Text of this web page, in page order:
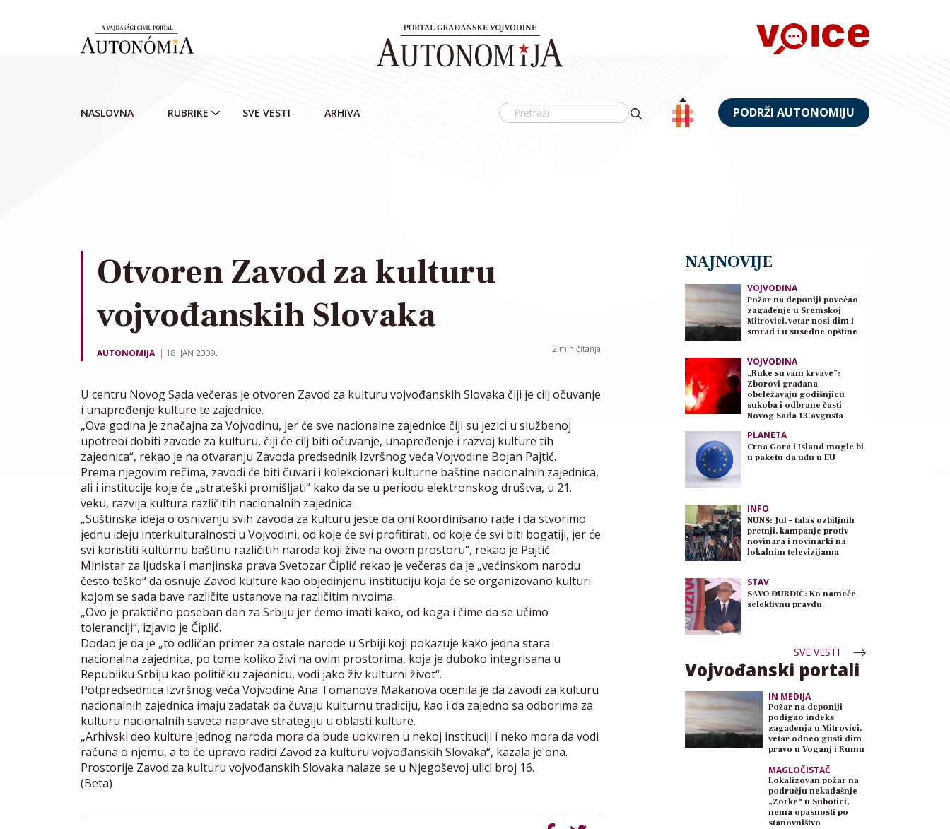
NASLOVNA RUBRIKE SVE VESTI ARHIVA PODRŽI AUTONOMIJU
Otvoren Zavod za kulturu
vojvođanskih Slovaka
AUTONOMIJA 18. JAN 2009. 2 min čitanja
U centru Novog Sada večeras je otvoren Zavod za kulturu vojvođanskih Slovaka čiji je cilj očuvanje
i unapređenje kulture te zajednice.
„Ova godina je značajna za Vojvodinu, jer će sve nacionalne zajednice čiji su jezici u službenoj
upotrebi dobiti zavode za kulturu, čiji će cilj biti očuvanje, unapređenje i razvoj kulture tih
zajednica“, rekao je na otvaranju Zavoda predsednik Izvršnog veća Vojvodine Bojan Pajtić.
Prema njegovim rečima, zavodi će biti čuvari i kolekcionari kulturne baštine nacionalnih zajednica,
ali i institucije koje će „strateški promišljati“ kako da se u periodu elektronskog društva, u 21.
veku, razvija kultura različitih nacionalnih zajednica.
„Suštinska ideja o osnivanju svih zavoda za kulturu jeste da oni koordinisano rade i da stvorimo
jednu ideju interkulturalnosti u Vojvodini, od koje će svi profitirati, od koje će svi biti bogatiji, jer će
svi koristiti kulturnu baštinu različitih naroda koji žive na ovom prostoru“, rekao je Pajtić.
Ministar za ljudska i manjinska prava Svetozar Čiplić rekao je večeras da je „većinskom narodu
često teško“ da osnuje Zavod kulture kao objedinjenu instituciju koja će se organizovano kulturi
kojom se sada bave različite ustanove na različitim nivoima.
„Ovo je praktično poseban dan za Srbiju jer ćemo imati kako, od koga i čime da se učimo
toleranciji“, izjavio je Čiplić.
Dodao je da je „to odličan primer za ostale narode u Srbiji koji pokazuje kako jedna stara
nacionalna zajednica, po tome koliko živi na ovim prostorima, koja je duboko integrisana u
Republiku Srbiju kao političku zajednicu, vodi jako živ kulturni život“.
Potpredsednica Izvršnog veća Vojvodine Ana Tomanova Makanova ocenila je da zavodi za kulturu
nacionalnih zajednica imaju zadatak da čuvaju kulturnu tradiciju, kao i da zajedno sa odborima za
kulturu nacionalnih saveta naprave strategiju u oblasti kulture.
„Arhivski deo kulture jednog naroda mora da bude uokviren u nekoj instituciji i neko mora da vodi
računa o njemu, a to će upravo raditi Zavod za kulturu vojvođanskih Slovaka“, kazala je ona.
Prostorije Zavod za kulturu vojvođanskih Slovaka nalaze se u Njegoševoj ulici broj 16.
(Beta)
NAJNOVIJE
VOJVODINA
Požar na deponiji povećao
zagađenje u Sremskoj
Mitrovici, vetar nosi dim i
smrad i u susedne opštine
VOJVODINA
„Ruke su vam krvave”:
Zborovi građana
obeležavaju godišnjicu
sukoba i odbrane časti
Novog Sada 13.avgusta
PLANETA
Crna Gora i Island mogle bi
u paketu da uđu u EU
INFO
NUNS: Jul – talas ozbiljnih
pretnji, kampanje protiv
novinara i novinarki na
lokalnim televizijama
STAV
SAVO ĐURĐIĆ: Ko nameće
selektivnu pravdu
SVE VESTI
Vojvođanski portali
IN MEDIJA
Požar na deponiji
podigao indeks
zagađenja u Mitrovici,
vetar odneo gusti dim
pravo u Voganj i Rumu
MAGLOČISTAČ
Lokalizovan požar na
području nekadašnje
„Zorke“ u Subotici,
nema opasnosti po
stanovništvo